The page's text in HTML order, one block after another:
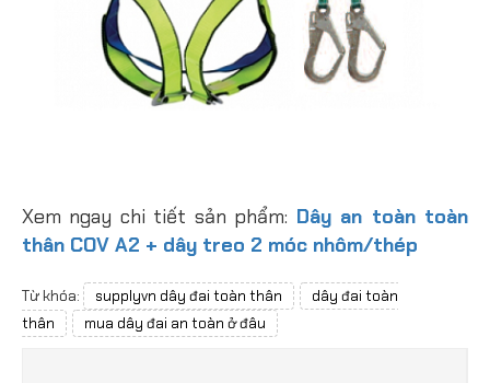
Xem ngay chi tiết sản phẩm: Dây an toàn toàn
thân COV A2 + dây treo 2 móc nhôm/thép
Từ khóa: supplyvn dây đai toàn thân
dây đai toàn
thân
mua dây đai an toàn ở đâu